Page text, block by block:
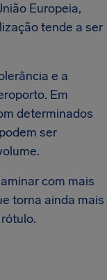
Europeia,
tende a ser
e a
Em
determinados
ser
com mais
torna ainda mais